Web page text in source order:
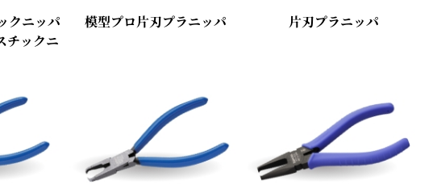
クニッパ
チックニ
模型プロ片刃プラニッパ 片刃プラニッパ